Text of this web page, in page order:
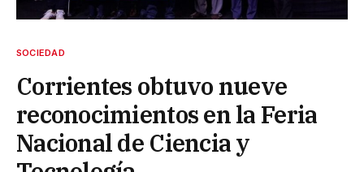
SOCIEDAD
Corrientes obtuvo nueve
reconocimientos en la Feria
Nacional de Ciencia y